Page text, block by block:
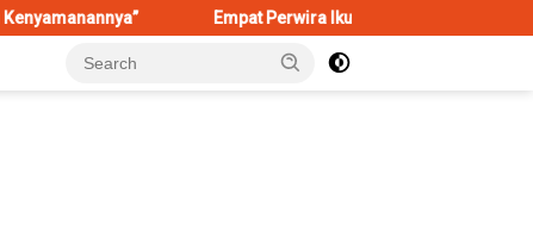
Empat Perwira Ikuti Seleksi Komandan Upacara HUT ke-